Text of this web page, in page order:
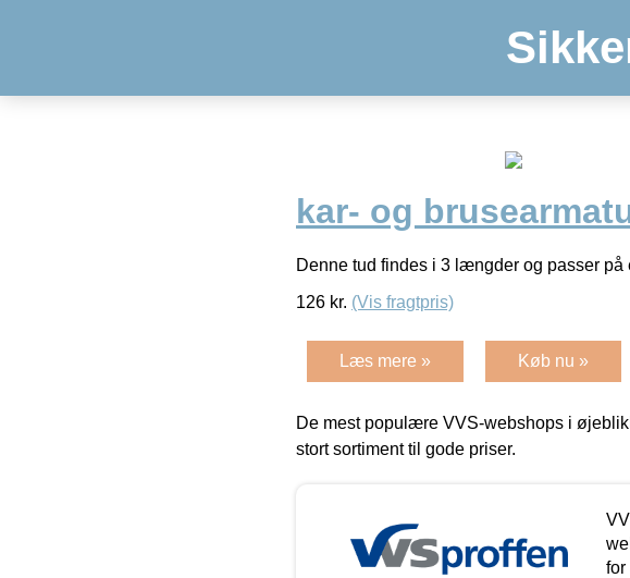
kar- og
Denne tud findes i 3 længder og passer
126 kr. (Vis fragtpris)
Læs mere » Køb nu »
De mest populære VVS-webshops i
stort sortiment til gode priser.
for